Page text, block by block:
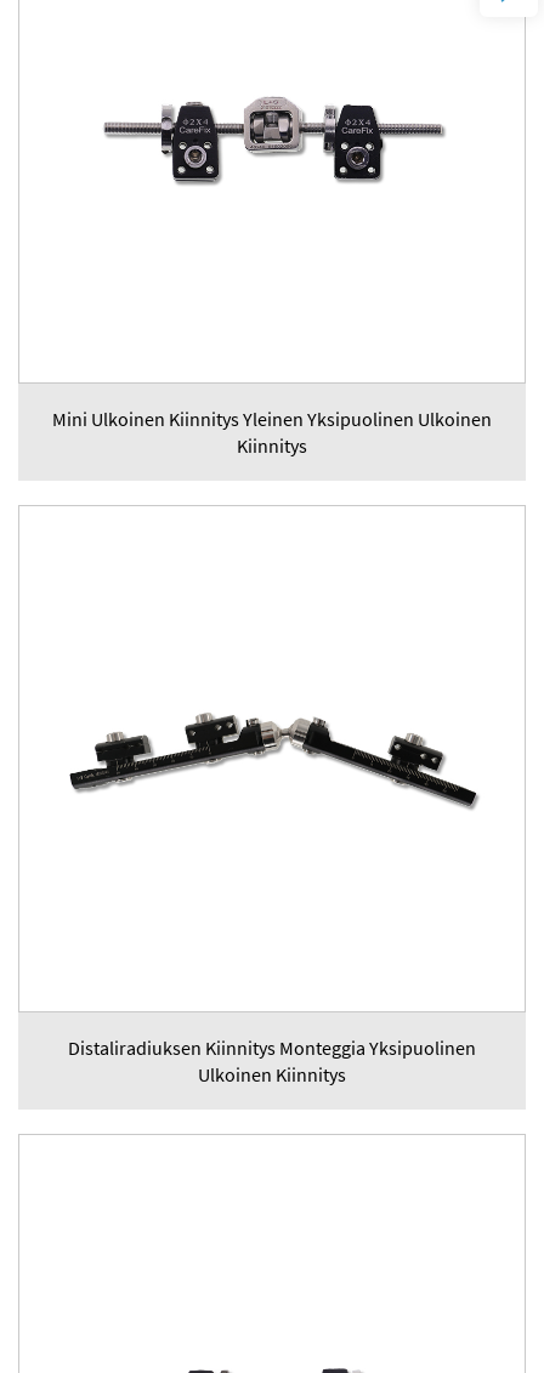
Mini Ulkoinen Kiinnitys Yleinen Yksipuolinen Ulkoinen
Kiinnitys
Distaliradiuksen Kiinnitys Monteggia Yksipuolinen
Ulkoinen Kiinnitys